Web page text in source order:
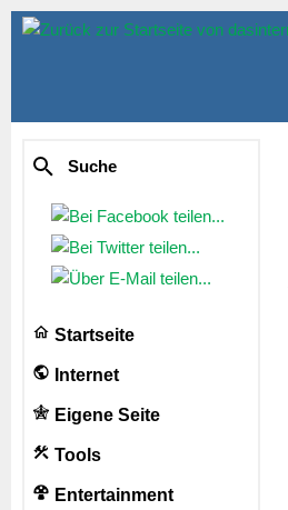
Suche
Startseite
Internet
Eigene Seite
Tools
Entertainment